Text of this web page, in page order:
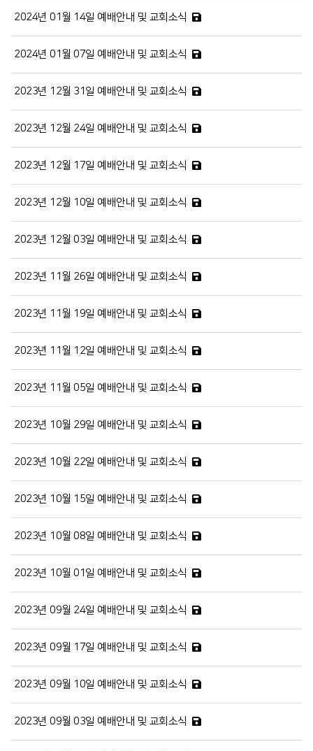
2024년 01월 14일 예배안내 및 교회소식
2024년 01월 07일 예배안내 및 교회소식
2023년 12월 31일 예배안내 및 교회소식
2023년 12월 24일 예배안내 및 교회소식
2023년 12월 17일 예배안내 및 교회소식
2023년 12월 10일 예배안내 및 교회소식
2023년 12월 03일 예배안내 및 교회소식
2023년 11월 26일 예배안내 및 교회소식
2023년 11월 19일 예배안내 및 교회소식
2023년 11월 12일 예배안내 및 교회소식
2023년 11월 05일 예배안내 및 교회소식
2023년 10월 29일 예배안내 및 교회소식
2023년 10월 22일 예배안내 및 교회소식
2023년 10월 15일 예배안내 및 교회소식
2023년 10월 08일 예배안내 및 교회소식
2023년 10월 01일 예배안내 및 교회소식
2023년 09월 24일 예배안내 및 교회소식
2023년 09월 17일 예배안내 및 교회소식
2023년 09월 10일 예배안내 및 교회소식
2023년 09월 03일 예배안내 및 교회소식